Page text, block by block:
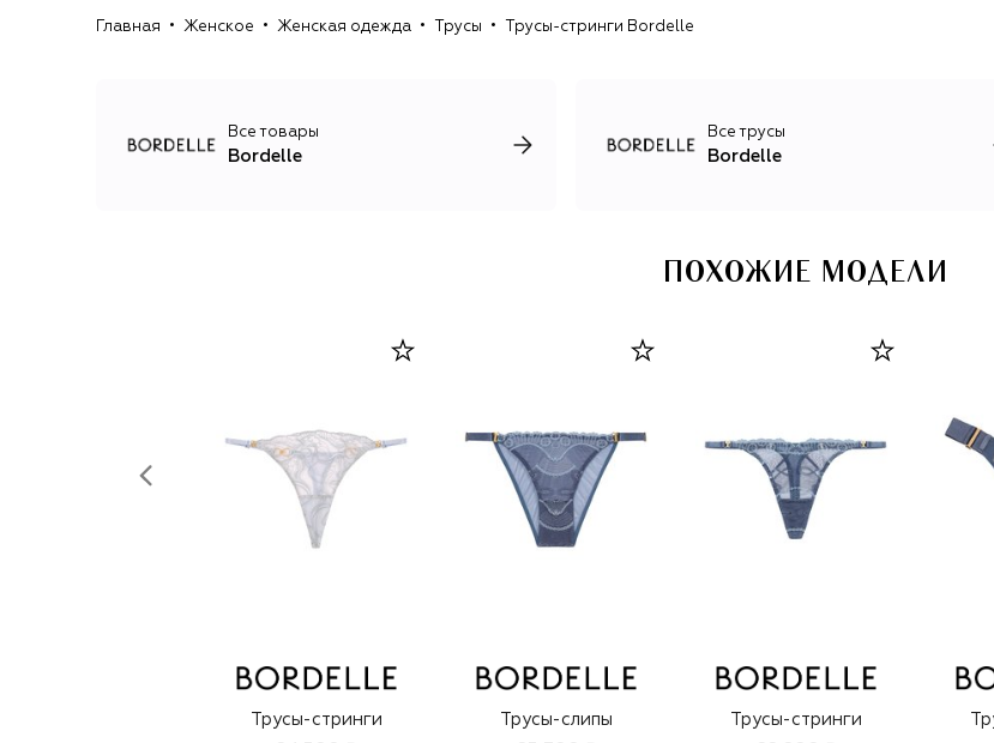
фурнитурой с покрытием из 24-каратного золота.
Главная Женское Женская одежда Трусы Трусы-стринги Bordelle
Все товары
Bordelle
Все трусы
Bordelle
ПОХОЖИЕ МОДЕЛИ
Трусы-стринги
Трусы-слипы
Трусы-стринги